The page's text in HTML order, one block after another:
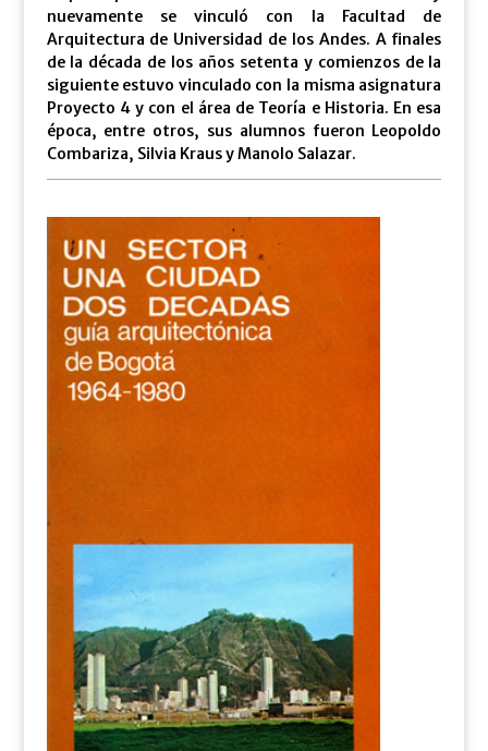
nuevamente se vinculó con la Facultad de
Arquitectura de Universidad de los Andes. A finales
de la década de los años setenta y comienzos de la
siguiente estuvo vinculado con la misma asignatura
Proyecto 4 y con el área de Teoría e Historia. En esa
época, entre otros, sus alumnos fueron Leopoldo
Combariza, Silvia Kraus y Manolo Salazar.